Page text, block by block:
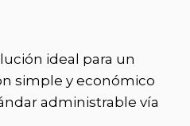
ideal para un
simple y económico
administrable vía